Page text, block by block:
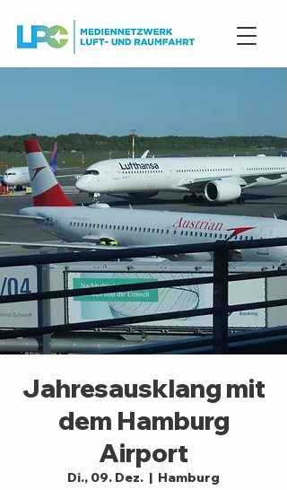
Jahresausklang mit
dem Hamburg
Airport
Di., 09. Dez.
  |
Hamburg